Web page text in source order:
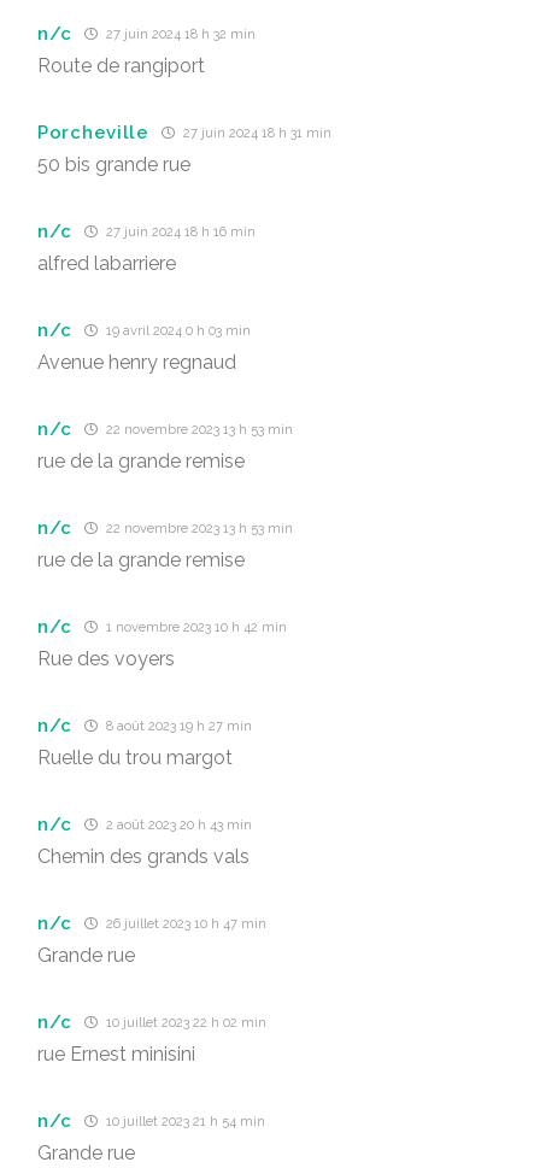
n/c 27 juin 2024 18 h 32 min
Route de rangiport
Porcheville 27 juin 2024 18 h 31 min
50 bis grande rue
n/c 27 juin 2024 18 h 16 min
alfred labarriere
n/c 19 avril 2024 0 h 03 min
Avenue henry regnaud
n/c 22 novembre 2023 13 h 53 min
rue de la grande remise
n/c 22 novembre 2023 13 h 53 min
rue de la grande remise
n/c 1 novembre 2023 10 h 42 min
Rue des voyers
n/c 8 août 2023 19 h 27 min
Ruelle du trou margot
n/c 2 août 2023 20 h 43 min
Chemin des grands vals
n/c 26 juillet 2023 10 h 47 min
Grande rue
n/c 10 juillet 2023 22 h 02 min
rue Ernest minisini
n/c 10 juillet 2023 21 h 54 min
Grande rue